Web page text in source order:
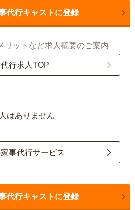
代行キャストに登録
リットなど求人概要のご案内
行求人TOP
はありません
事代行サービス
代行キャストに登録